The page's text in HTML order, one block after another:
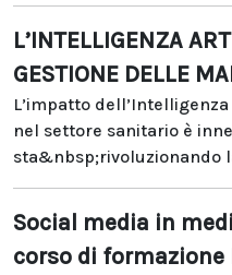
L’INTELLIGENZA
GESTIONE DELLE
L’impatto
nel settore sanitario è
sta&nbsp;rivoluzionando
Social media in
corso di formazione